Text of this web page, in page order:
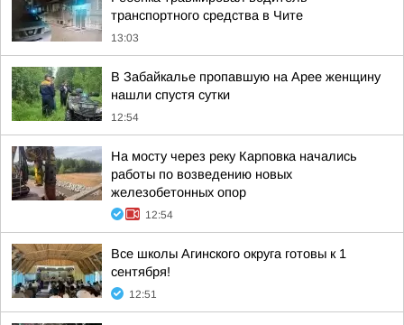
транспортного средства в Чите
13:03
В Забайкалье пропавшую на Арее женщину
нашли спустя сутки
12:54
На мосту через реку Карповка начались
работы по возведению новых
железобетонных опор
12:54
Все школы Агинского округа готовы к 1
сентября!
12:51